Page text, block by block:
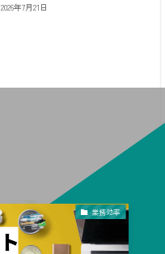
2026年7月21日
業務効率